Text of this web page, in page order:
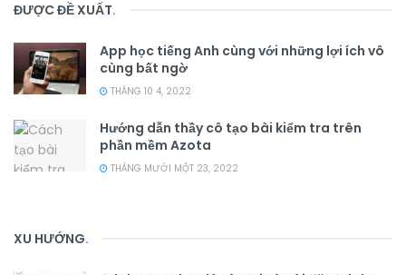
ĐƯỢC ĐỀ XUẤT.
App học tiếng Anh cùng với những lợi ích vô
cùng bất ngờ
THÁNG 10 4, 2022
Hướng dẫn thầy cô tạo bài kiểm tra trên
phần mềm Azota
THÁNG MƯỜI MỘT 23, 2022
XU HƯỚNG.